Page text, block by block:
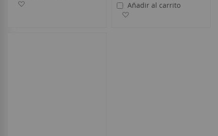
Añadir al carrito